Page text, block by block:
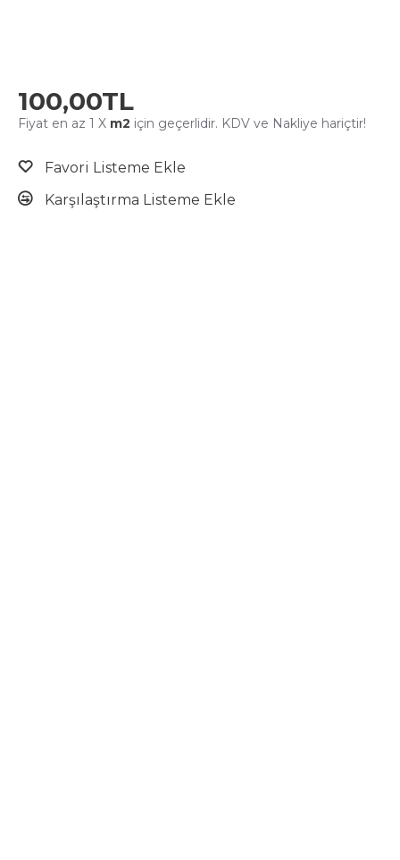
100,00TL
Fiyat en az 1 X m2 için geçerlidir. KDV ve Nakliye hariçtir!
Favori Listeme Ekle
Karşılaştırma Listeme Ekle